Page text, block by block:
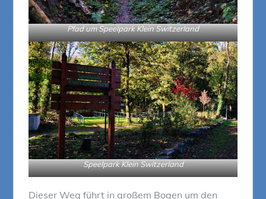
Pfad um Speelpark Klein Switzerland
Speelpark Klein Switzerland
Dieser Weg führt in großem Bogen um den